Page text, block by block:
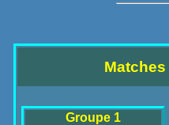
Groupe 1